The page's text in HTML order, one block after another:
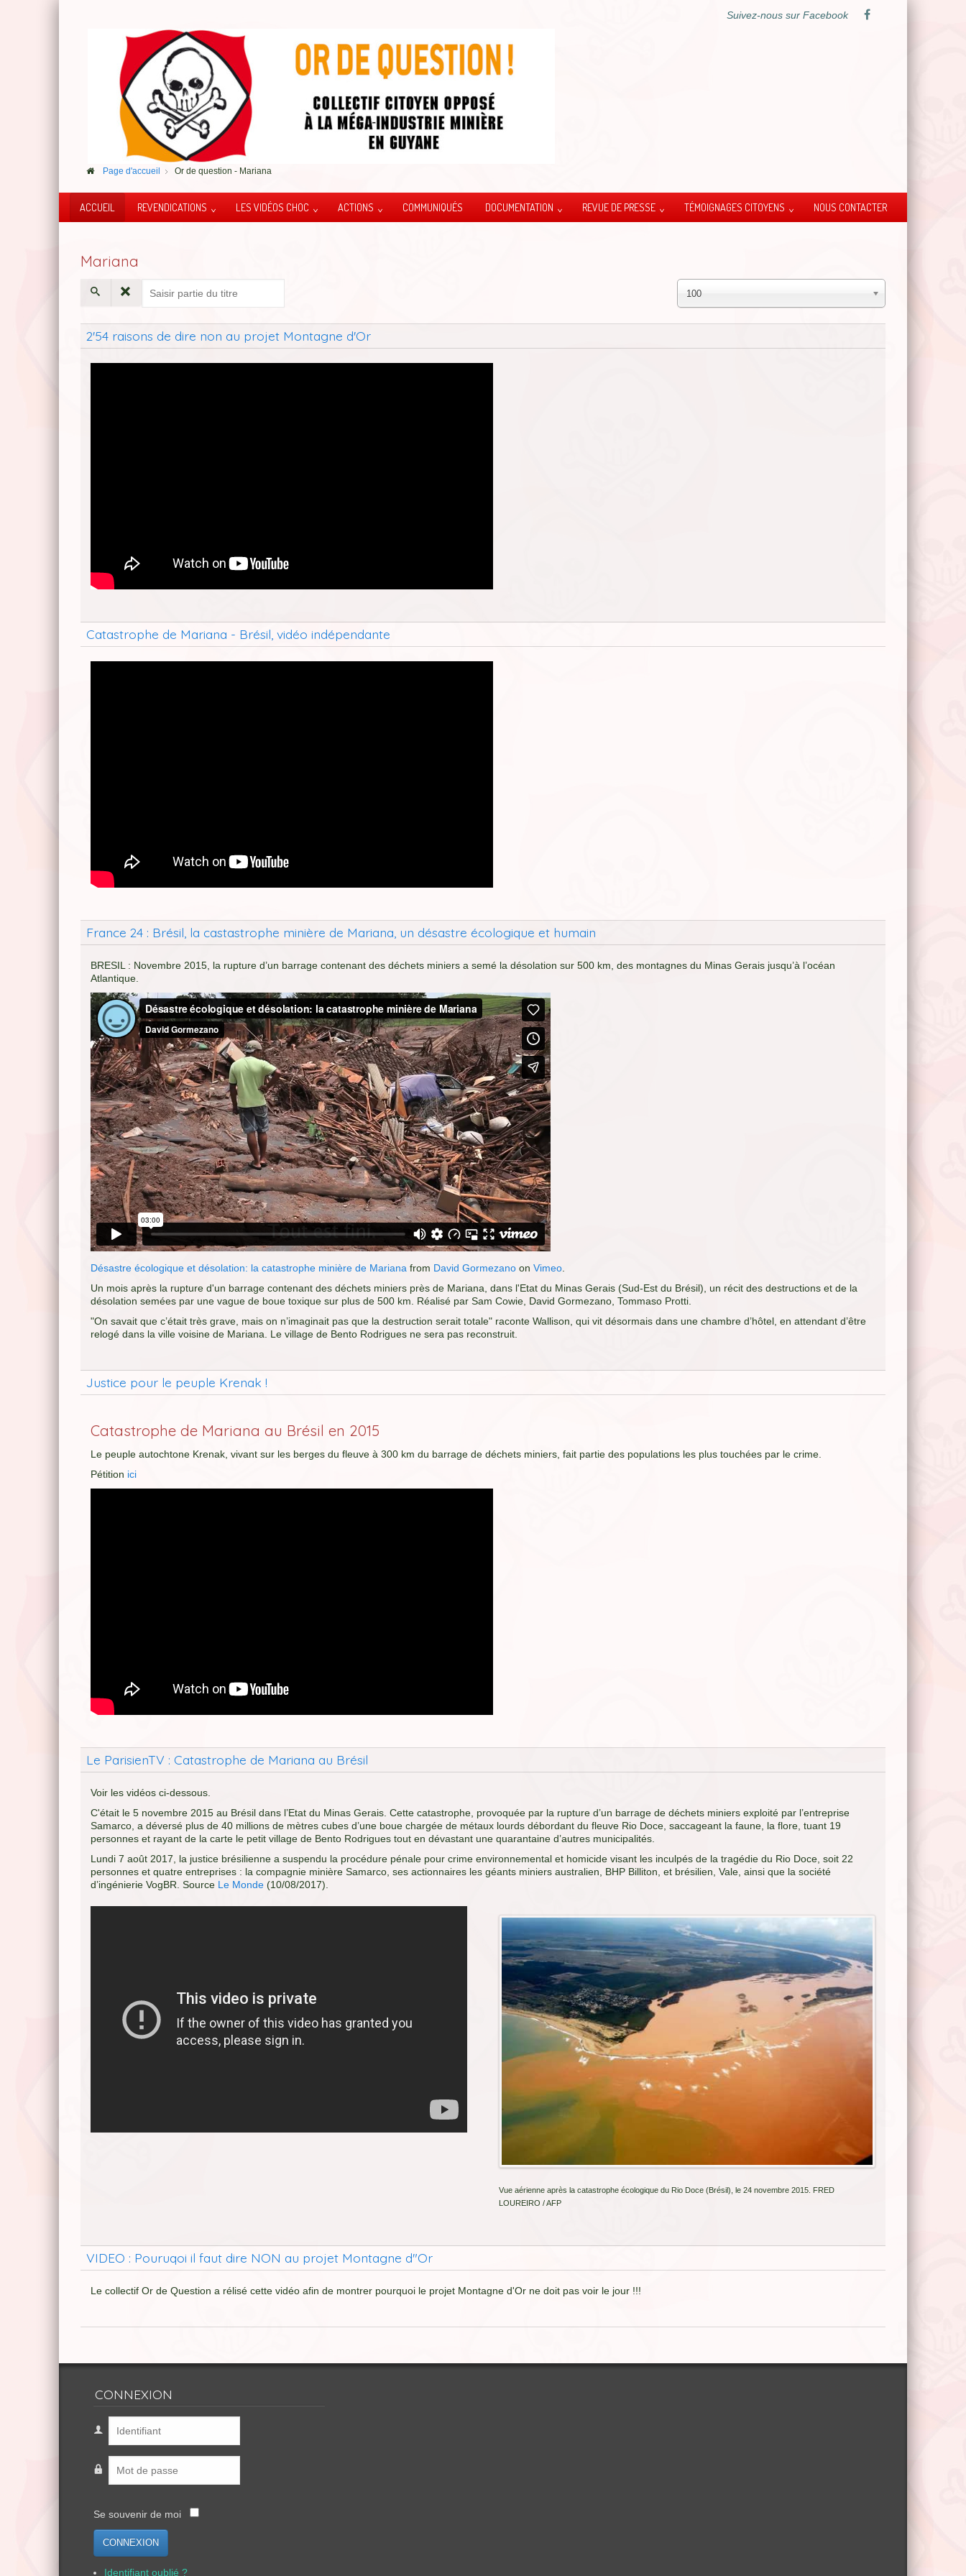
Page d'accueil Or de question - Mariana
Suivez-nous sur Facebook
ACCUEIL REVENDICATIONS LES VIDÉOS CHOC ACTIONS COMMUNIQUÉS DOCUMENTATION REVUE DE PRESSE TÉMOIGNAGES CITOYENS NOUS CONTACTER
Mariana
100
2'54 raisons de dire non au projet Montagne d'Or
Catastrophe de Mariana - Brésil, vidéo indépendante
France 24 : Brésil, la castastrophe minière de Mariana, un désastre écologique et humain
BRESIL : Novembre 2015, la rupture d’un barrage contenant des déchets miniers a semé la désolation sur 500 km, des montagnes du Minas Gerais jusqu’à l’océan
Atlantique.
Désastre écologique et désolation: la catastrophe minière de Mariana from David Gormezano on Vimeo.
Un mois après la rupture d'un barrage contenant des déchets miniers près de Mariana, dans l'Etat du Minas Gerais (Sud-Est du Brésil), un récit des destructions et de la
désolation semées par une vague de boue toxique sur plus de 500 km. Réalisé par Sam Cowie, David Gormezano, Tommaso Protti.
"On savait que c’était très grave, mais on n’imaginait pas que la destruction serait totale" raconte Wallison, qui vit désormais dans une chambre d’hôtel, en attendant d’être
relogé dans la ville voisine de Mariana. Le village de Bento Rodrigues ne sera pas reconstruit.
Justice pour le peuple Krenak !
Catastrophe de Mariana au Brésil en 2015
Le peuple autochtone Krenak, vivant sur les berges du fleuve à 300 km du barrage de déchets miniers, fait partie des populations les plus touchées par le crime.
Pétition ici
Le ParisienTV : Catastrophe de Mariana au Brésil
Voir les vidéos ci-dessous.
C'était le 5 novembre 2015 au Brésil dans l’Etat du Minas Gerais. Cette catastrophe, provoquée par la rupture d’un barrage de déchets miniers exploité par l’entreprise
Samarco, a déversé plus de 40 millions de mètres cubes d’une boue chargée de métaux lourds débordant du fleuve Rio Doce, saccageant la faune, la flore, tuant 19
personnes et rayant de la carte le petit village de Bento Rodrigues tout en dévastant une quarantaine d’autres municipalités.
Lundi 7 août 2017, la justice brésilienne a suspendu la procédure pénale pour crime environnemental et homicide visant les inculpés de la tragédie du Rio Doce, soit 22
personnes et quatre entreprises : la compagnie minière Samarco, ses actionnaires les géants miniers australien, BHP Billiton, et brésilien, Vale, ainsi que la société
d’ingénierie VogBR. Source Le Monde (10/08/2017).
Vue aérienne après la catastrophe écologique du Rio Doce (Brésil), le 24 novembre 2015. FRED
LOUREIRO / AFP
VIDEO : Pouruqoi il faut dire NON au projet Montagne d"Or
Le collectif Or de Question a rélisé cette vidéo afin de montrer pourquoi le projet Montagne d'Or ne doit pas voir le jour !!!
CONNEXION
Se souvenir de moi
CONNEXION
Identifiant oublié ?